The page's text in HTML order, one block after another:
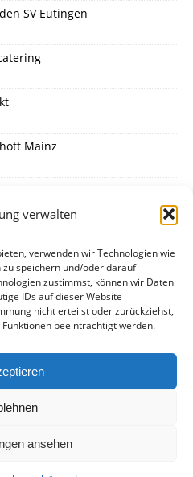
verwalten
verwenden wir Technologien wie
speichern und/oder darauf
zustimmst, können wir Daten
IDs auf dieser Website
nicht erteilst oder zurückziehst,
beeinträchtigt werden.
ansehen
SV Eutingen
Mainz
Björn!